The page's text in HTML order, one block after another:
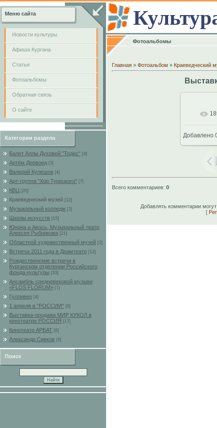
Меню сайта
Новости культуры
Афиша Кургана
Cтатьи
Фотоальбомы
Обратная связь
О сайте
Категории раздела
Балет Аллы Духовой "Тодес" [4]
Артём Дервоед [3]
Валерий Кулешов [4]
Арт-группа "Хор Турецкого" [7]
КВЦ [20]
Краеведческий музей [12]
Музыкальный колледж [2]
Школы искусств [15]
Юнона и Авось. Музыкальный театр
Алексея Рыбникова
[21]
Областной художественный музей [2]
Встреча 2011 года в Драмтеатр [12]
Рождественские встречи в
Курганском отделении Российского
фонда культуры
[33]
Ансамбль средневековой музыки
«FLOS FLORUM» [7]
Гулливер [4]
1 апреля в "РОССИИ" [8]
Выставка-продажа МИР КУКОЛ в
кинотеатре РОССИЯ
[17]
Кинотеатр АРБАТ [6]
Александр Сивков [6]
Поиск
Фотоальбомы
Главная » Фотоальбом » Краеведческий
В
Добавлено
Всего комментариев: 0
Добавлять комментарии
[